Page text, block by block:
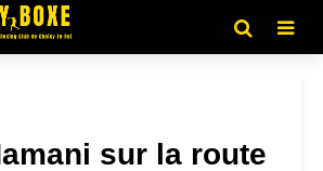
sur la route